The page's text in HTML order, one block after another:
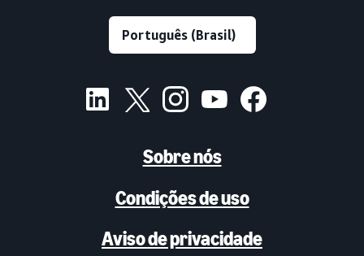
Sobre nós
Condições de uso
Aviso de privacidade